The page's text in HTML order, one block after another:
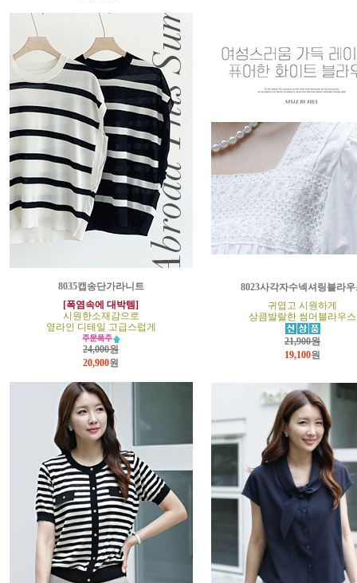
8035캡송단가라니트
[폭염속에 대박템]
시원한소재감으로
옆라인 디테일 고급스럽게
24,000원
20,900원
8023사각자수넥셔링블라우
귀엽고 시원하게
상큼발랄한 썸머블라우스
21,900원
19,100원